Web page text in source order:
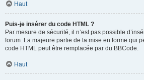
Haut
Puis-je insérer du code HTML ?
Par mesure de sécurité, il n’est pas possible
forum. La majeure partie de la mise en forme qui
code HTML peut être remplacée par du BBCode.
Haut